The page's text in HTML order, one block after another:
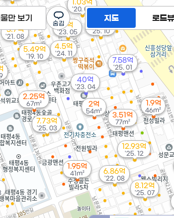
2.25억
67m²
1.95억
41m²
2억
54m²
12.93억
'25. 12
'25. 10
8.12억
'25. 07
7.73억
'25. 03
7.58억
'25. 01
4.5억
'24. 11
3.51억
77m²
1.9억
46m²
5억
'23. 05
40억
'23. 04
6.86억
'22. 08
3.7억
'21. 08
1.03억
'20. 02
5.49억
'19. 10
지도 로드뷰
만 보기